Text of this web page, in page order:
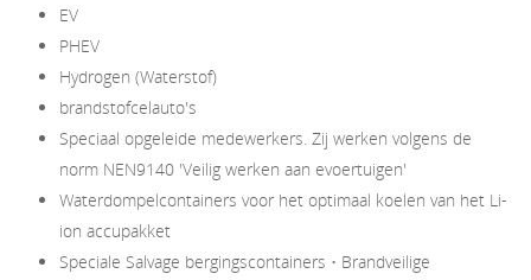
EV
PHEV
Hydrogen (Waterstof)
brandstofcelauto's
Speciaal opgeleide medewerkers. Zij werken volgens de
norm NEN9140 'Veilig werken aan evoertuigen'
Waterdompelcontainers voor het optimaal koelen van het Li-
ion accupakket
Speciale Salvage bergingscontainers • Brandveilige